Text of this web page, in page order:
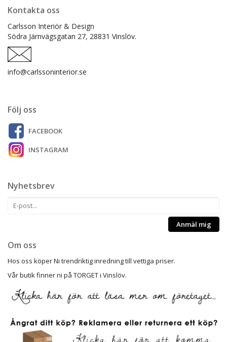
Kontakta oss
Carlsson Interiör & Design
Södra Järnvägsgatan 27, 28831 Vinslöv.
info@carlssoninterior.se
Följ oss
FACEBOOK
INSTAGRAM
Nyhetsbrev
Anmäl mig
Om oss
Hos oss köper Ni trendriktig inredning till vettiga priser.
Vår butik finner ni på TORGET i Vinslöv.